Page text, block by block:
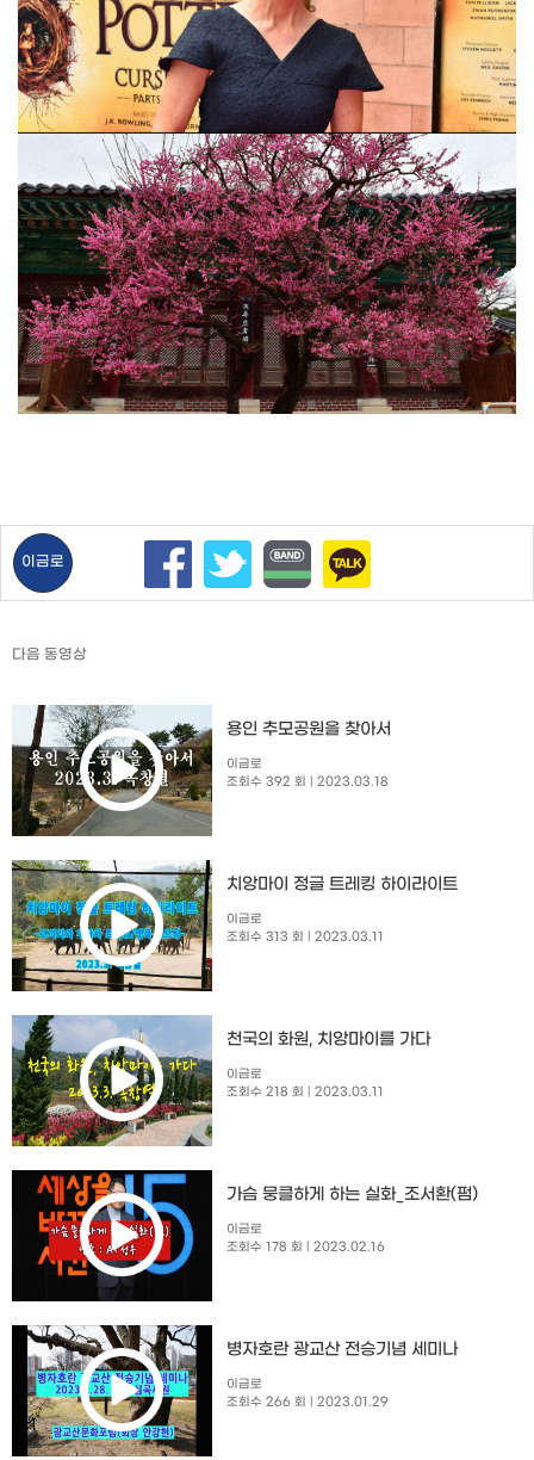
이금로
다음 동영상
용인 추모공원을 찾아서
이금로
조회수 392 회
| 2023.03.18
치앙마이 정글 트레킹 하이라이트
이금로
조회수 313 회
| 2023.03.11
천국의 화원, 치앙마이를 가다
이금로
조회수 218 회
| 2023.03.11
가슴 뭉클하게 하는 실화_조서환(펌)
이금로
조회수 178 회
| 2023.02.16
병자호란 광교산 전승기념 세미나
이금로
조회수 266 회
| 2023.01.29